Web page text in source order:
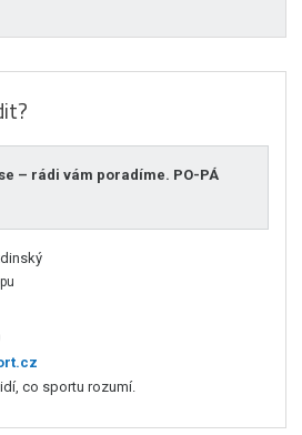
– rádi vám poradíme. PO-PÁ
co sportu rozumí.